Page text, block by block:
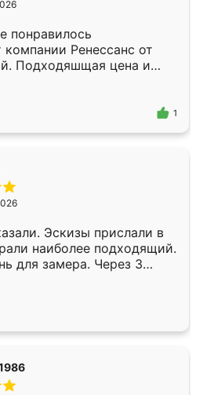
понравилось
Ренессанс от
Подходяшщая цена и
Приехавший
Владислав
эскизу самый
1
Эскизы прислали в
наиболее подходящий.
для замера. Через 3
уже готова. Остались
Спасибо Ренессанс
работу!